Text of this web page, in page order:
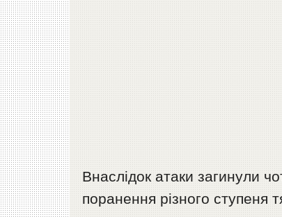
Внаслідок атаки загинули
поранення різного ступеня